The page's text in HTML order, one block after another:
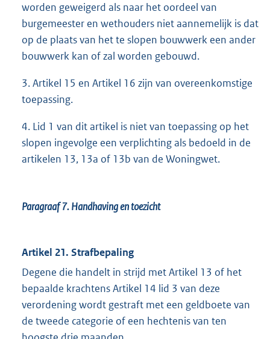
worden geweigerd als naar het oordeel van
burgemeester en wethouders niet aannemelijk is dat
op de plaats van het te slopen bouwwerk een ander
bouwwerk kan of zal worden gebouwd.
3. Artikel 15 en Artikel 16 zijn van overeenkomstige
toepassing.
4. Lid 1 van dit artikel is niet van toepassing op het
slopen ingevolge een verplichting als bedoeld in de
artikelen 13, 13a of 13b van de Woningwet.
Paragraaf 7.Handhaving en toezicht
Artikel 21. Strafbepaling
Degene die handelt in strijd met Artikel 13 of het
bepaalde krachtens Artikel 14 lid 3 van deze
verordening wordt gestraft met een geldboete van
de tweede categorie of een hechtenis van ten